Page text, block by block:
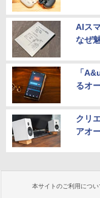
AIス
なぜ
「
るオ
クリ
アオ
本サイトのご利用につい